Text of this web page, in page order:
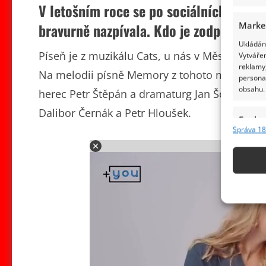
obsahu.
Funkce
Správa
V letošním roce se po sociálních sítích
bravurně nazpívala. Kdo je
Píseň je z muzikálu Cats, u nás v Městském
Na melodii písně Memory z tohoto
herec Petr Štěpán a dramaturg Jan
Dalibor Černák a Petr Hloušek.